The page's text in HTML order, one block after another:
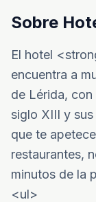
Sobre
El hotel
encuentra a
de Lérida,
siglo XIII y
que te
restaurantes,
minutos de la
<ul>